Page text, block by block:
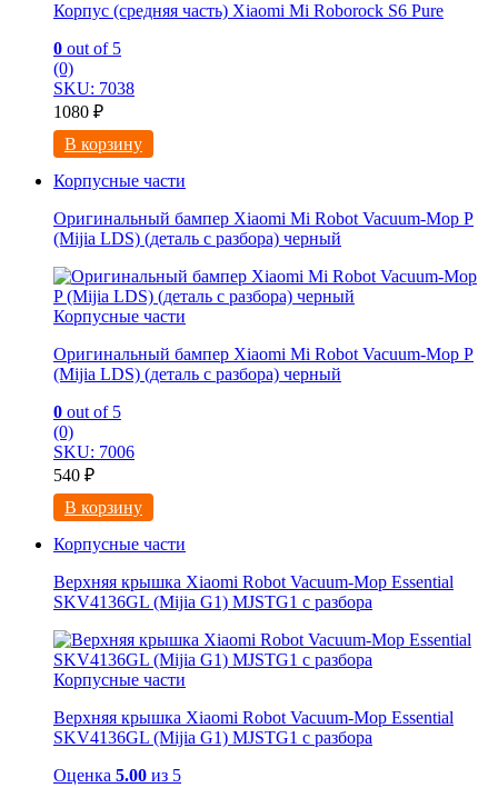
Корпус (средняя часть) Xiaomi Mi Roborock S6 Pure
0 out of 5
(0)
SKU: 7038
1080 ₽
В корзину
Корпусные части
Оригинальный бампер Xiaomi Mi Robot Vacuum-Mop P
(Mijia LDS) (деталь с разбора) черный
Корпусные части
Оригинальный бампер Xiaomi Mi Robot Vacuum-Mop P
(Mijia LDS) (деталь с разбора) черный
0 out of 5
(0)
SKU: 7006
540 ₽
В корзину
Корпусные части
Верхняя крышка Xiaomi Robot Vacuum-Mop Essential
SKV4136GL (Mijia G1) MJSTG1 с разбора
Корпусные части
Верхняя крышка Xiaomi Robot Vacuum-Mop Essential
SKV4136GL (Mijia G1) MJSTG1 с разбора
Оценка 5.00 из 5